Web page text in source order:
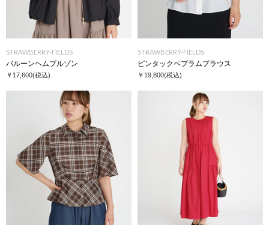
STRAWBERRY-FIELDS
バルーンヘムブルゾン
￥17,600(税込)
STRAWBERRY-FIELDS
ピンタックペプラムブラウス
￥19,800(税込)